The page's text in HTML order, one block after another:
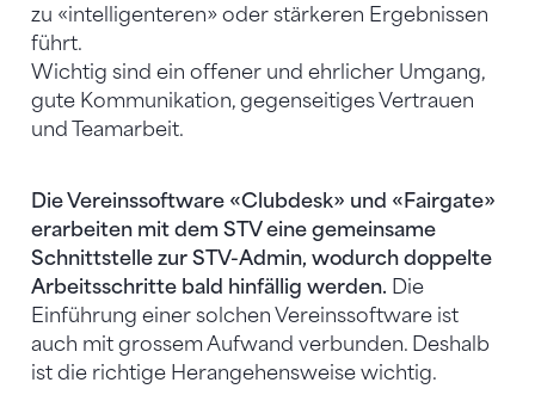
zu «intelligenteren» oder stärkeren Ergebnissen
führt.
Wichtig sind ein offener und ehrlicher Umgang,
gute Kommunikation, gegenseitiges Vertrauen
und Teamarbeit.
Die Vereinssoftware «Clubdesk» und «Fairgate»
erarbeiten mit dem STV eine gemeinsame
Schnittstelle zur STV-Admin, wodurch doppelte
Arbeitsschritte bald hinfällig werden. Die
Einführung einer solchen Vereinssoftware ist
auch mit grossem Aufwand verbunden. Deshalb
ist die richtige Herangehensweise wichtig.